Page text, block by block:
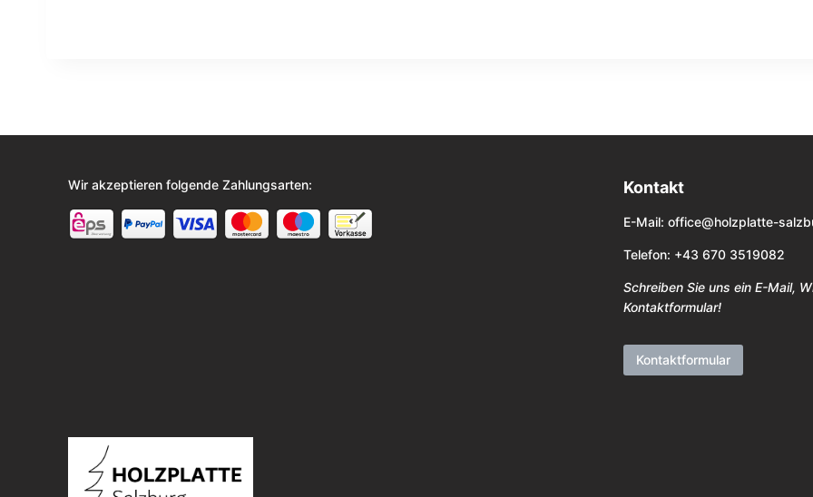
Wir akzeptieren folgende Zahlungsarten: Kontakt
E-Mail: office@holzplatte-
Telefon: +43 670 3519082
Schreiben Sie uns ein E-Mail,
Kontaktformular!
Kontaktformular